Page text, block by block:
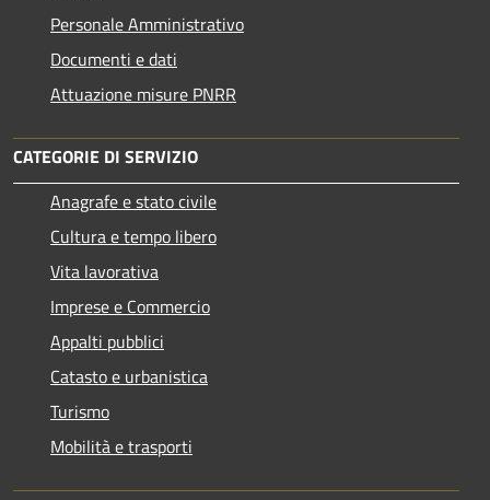
Personale Amministrativo
Documenti e dati
Attuazione misure PNRR
CATEGORIE DI SERVIZIO
Anagrafe e stato civile
Cultura e tempo libero
Vita lavorativa
Imprese e Commercio
Appalti pubblici
Catasto e urbanistica
Turismo
Mobilità e trasporti